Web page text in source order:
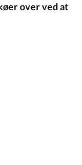
over ved at